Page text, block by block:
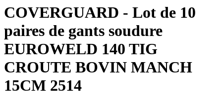
COVERGUARD - Lot de 10
paires de gants soudure
EUROWELD 140 TIG
CROUTE BOVIN MANCH
15CM 2514